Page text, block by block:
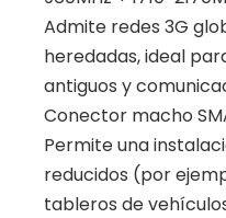
Admite redes 3G
heredadas, ideal
antiguos y
Conector macho
Permite una
reducidos (por
tableros de